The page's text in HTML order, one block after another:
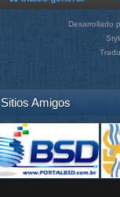
Desarrollado
Sitios Amigos